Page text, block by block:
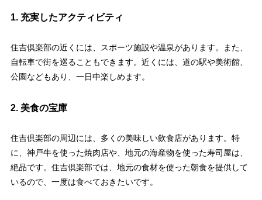
1. 充実したアクティビティ
住吉倶楽部の近くには、スポーツ施設や温泉があります。また、
自転車で街を巡ることもできます。近くには、道の駅や美術館、
公園などもあり、一日中楽しめます。
2. 美食の宝庫
住吉倶楽部の周辺には、多くの美味しい飲食店があります。特
に、神戸牛を使った焼肉店や、地元の海産物を使った寿司屋は、
絶品です。住吉倶楽部では、地元の食材を使った朝食を提供して
いるので、一度は食べておきたいです。